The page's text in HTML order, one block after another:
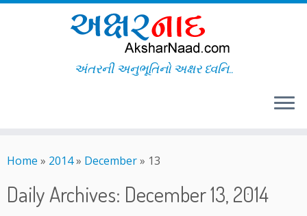
to
અંતરની અનુભૂતિનો અક્ષર ધ્વનિ..
Home » 2014» December» 13
Daily Archives: December 13, 2014